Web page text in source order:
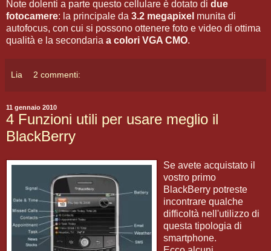
Note dolenti a parte questo cellulare è dotato di due
fotocamere: la principale da 3.2 megapixel munita di
autofocus, con cui si possono ottenere foto e video di ottima
qualità e la secondaria a colori VGA CMO.
Lia 2 commenti:
11 gennaio 2010
4 Funzioni utili per usare meglio il
BlackBerry
Se avete acquistato il
vostro primo
BlackBerry potreste
incontrare qualche
difficoltà nell'utilizzo di
questa tipologia di
smartphone.